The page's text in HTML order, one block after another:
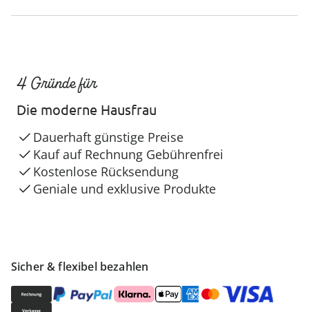
Sicher & flexibel bezahlen
4 Gründe für
Die moderne Hausfrau
Dauerhaft günstige Preise
Kauf auf Rechnung Gebührenfrei
Kostenlose Rücksendung
Geniale und exklusive Produkte